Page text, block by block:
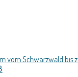
vom Schwarzwald bis